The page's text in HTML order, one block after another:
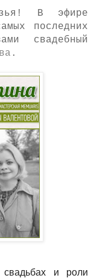
В эфире
последних
свадебный
.
и роли